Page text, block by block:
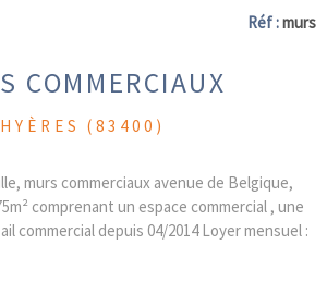
Réf :murs
COMMERCIAUX
HYÈRES (83400)
murs commerciaux avenue de Belgique,
comprenant un espace commercial , une
commercial depuis 04/2014 Loyer mensuel :